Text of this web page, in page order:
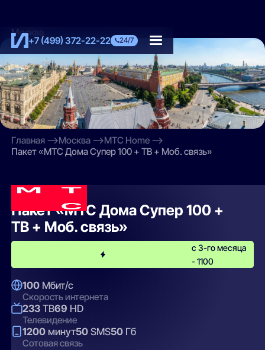
+7 (499) 372-22-22 24/7
Москва
Главная Москва
МТС Home
Пакет «МТС Дома Супер 100 + ТВ + Моб. связь»
МТС Home
Пакет «МТС Дома Супер 100 +
ТВ + Моб. связь»
с 3-го месяца
- 1100
100 Мбит/с
Скорость интернета
233 ТВ69 HD
Телевидение
1200 минут50 SMS50 Гб
Сотовая связь